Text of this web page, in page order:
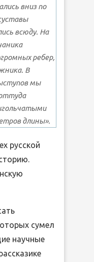
вниз по
всюду. На
ребер,
В
мы
длины».
русской
сумел
научные